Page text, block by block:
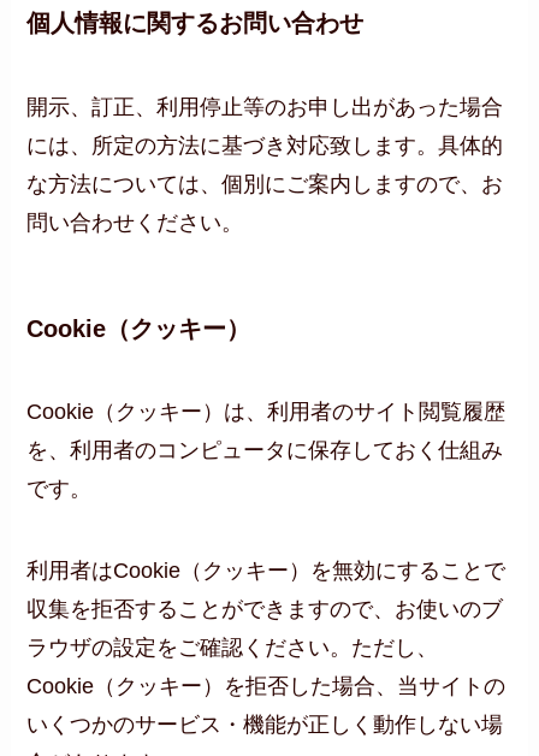
個人情報に関するお問い合わせ
開示、訂正、利用停止等のお申し出があった場合
には、所定の方法に基づき対応致します。具体的
な方法については、個別にご案内しますので、お
問い合わせください。
Cookie（クッキー）
Cookie（クッキー）は、利用者のサイト閲覧履歴
を、利用者のコンピュータに保存しておく仕組み
です。
利用者はCookie（クッキー）を無効にすることで
収集を拒否することができますので、お使いのブ
ラウザの設定をご確認ください。ただし、
Cookie（クッキー）を拒否した場合、当サイトの
いくつかのサービス・機能が正しく動作しない場